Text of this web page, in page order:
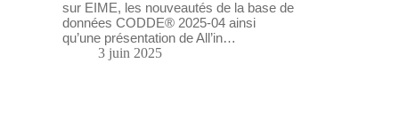
sur EIME, les nouveautés de la base de
données CODDE® 2025-04 ainsi
qu’une présentation de All’in…
3 juin 2025